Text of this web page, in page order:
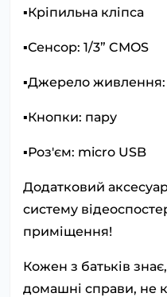
▪️Кріпильна кліпса
▪️Сенсор: 1/3” CMOS
▪️Джерело живлення:
▪️Кнопки: пару
▪️Роз'єм: micro USB
Додатковий
систему
приміщення!
Кожен з батьків
домашні справи, не